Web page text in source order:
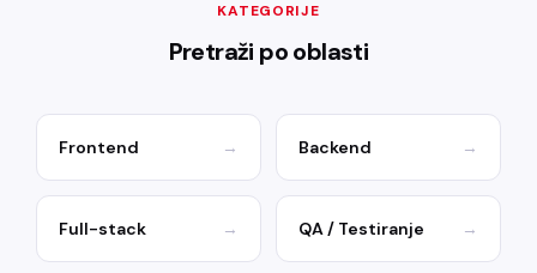
KATEGORIJE
Pretraži po oblasti
Frontend → Backend →
Full-stack → QA / Testiranje →